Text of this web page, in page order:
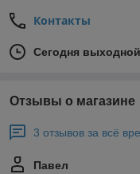
Контакты
Сегодня выходной
Отзывы о магазине
3 отзывов за всё
Павел